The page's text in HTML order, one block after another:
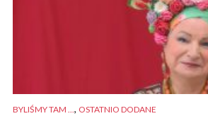
BYLIŚMY TAM ..., OSTATNIO DODANE